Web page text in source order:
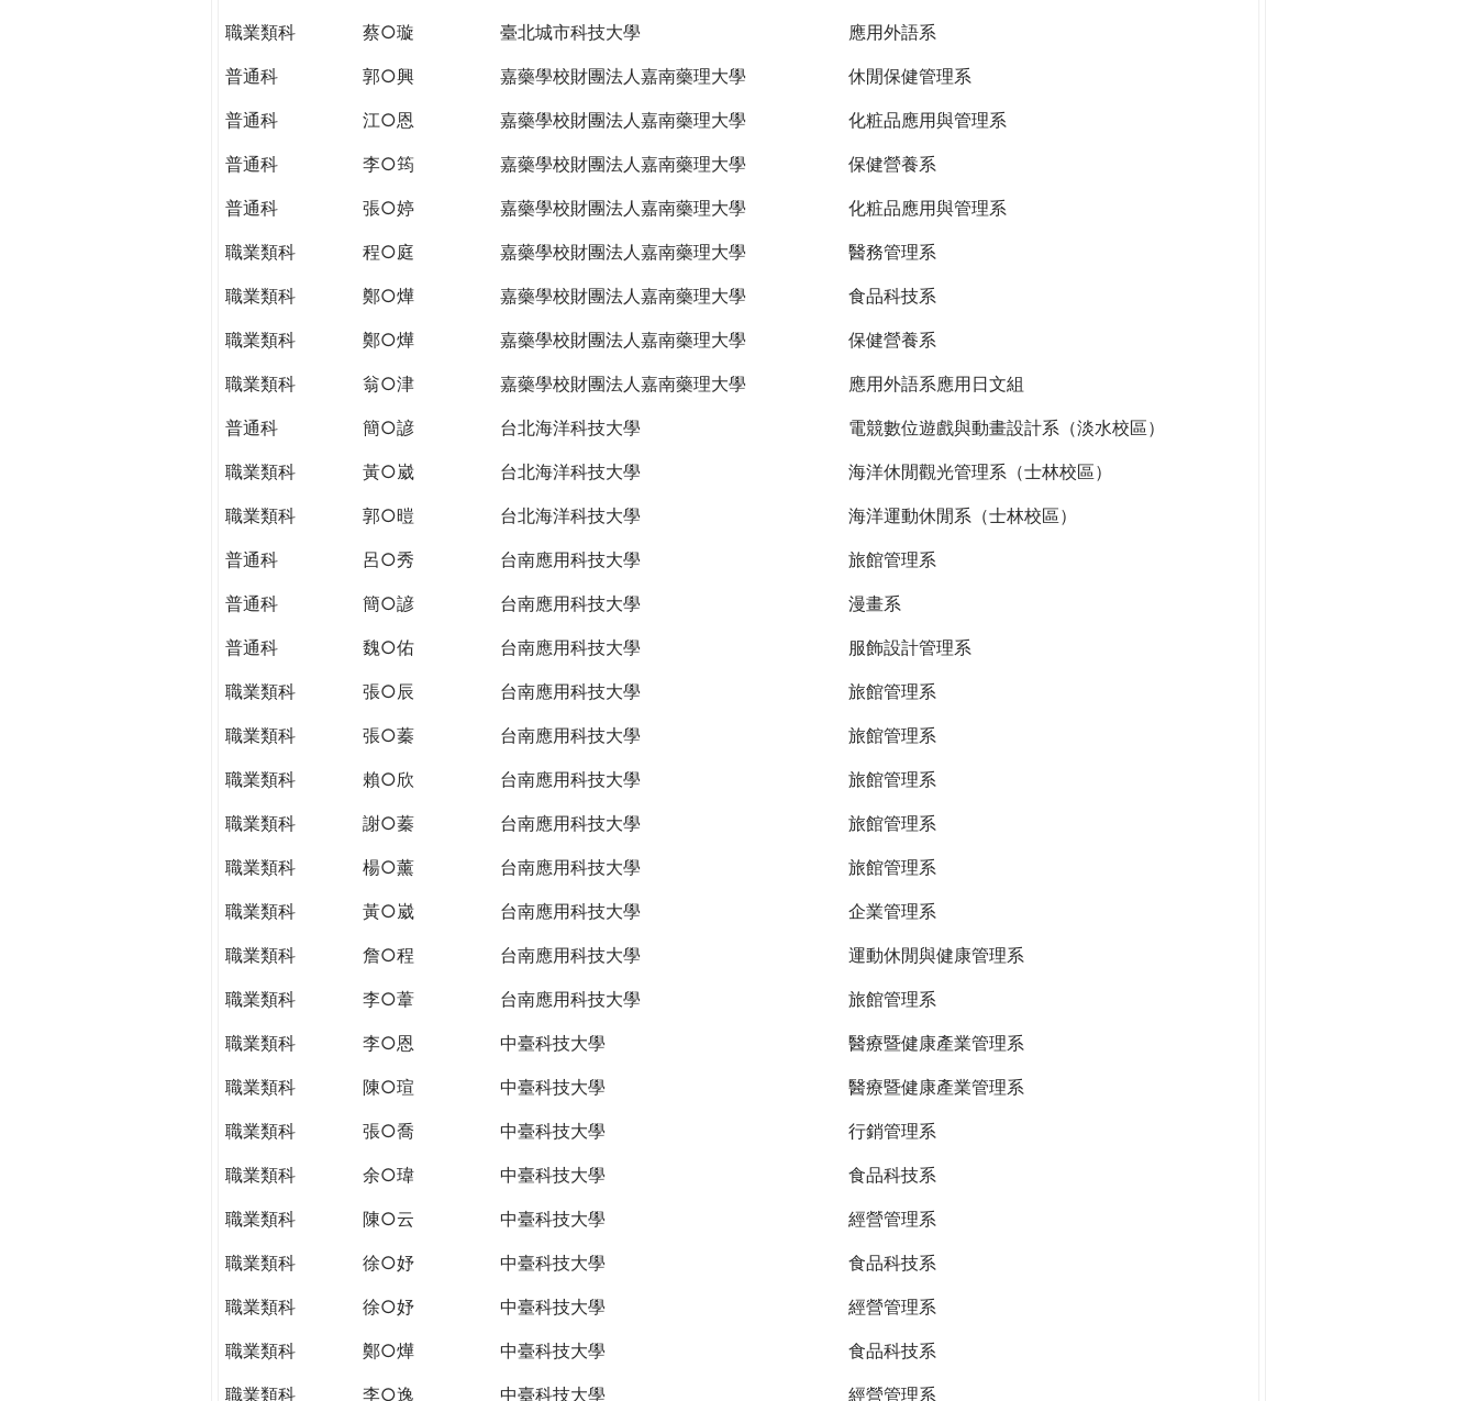
職業類科
蔡○璇 臺北城市科技大學
應用外語系
普通科
郭○興 嘉藥學校財團法人嘉南藥理大學
休閒保健管理系
普通科
江○恩 嘉藥學校財團法人嘉南藥理大學
化粧品應用與管理系
普通科
李○筠 嘉藥學校財團法人嘉南藥理大學
保健營養系
普通科
張○婷 嘉藥學校財團法人嘉南藥理大學
化粧品應用與管理系
職業類科
程○庭 嘉藥學校財團法人嘉南藥理大學
醫務管理系
職業類科
鄭○燁 嘉藥學校財團法人嘉南藥理大學
食品科技系
職業類科
鄭○燁 嘉藥學校財團法人嘉南藥理大學
保健營養系
職業類科
翁○津 嘉藥學校財團法人嘉南藥理大學
應用外語系應用日文組
普通科
簡○諺 台北海洋科技大學
電競數位遊戲與動畫設計系（淡水校區）
職業類科
黃○崴 台北海洋科技大學
海洋休閒觀光管理系（士林校區）
職業類科
郭○暟 台北海洋科技大學
海洋運動休閒系（士林校區）
普通科
呂○秀 台南應用科技大學
旅館管理系
普通科
簡○諺 台南應用科技大學
漫畫系
普通科
魏○佑 台南應用科技大學
服飾設計管理系
職業類科
張○辰 台南應用科技大學
旅館管理系
職業類科
張○蓁 台南應用科技大學
旅館管理系
職業類科
賴○欣 台南應用科技大學
旅館管理系
職業類科
謝○蓁 台南應用科技大學
旅館管理系
職業類科
楊○薰 台南應用科技大學
旅館管理系
職業類科
黃○崴 台南應用科技大學
企業管理系
職業類科
詹○程 台南應用科技大學
運動休閒與健康管理系
職業類科
李○葦 台南應用科技大學
旅館管理系
職業類科
李○恩 中臺科技大學
醫療暨健康產業管理系
職業類科
陳○瑄 中臺科技大學
醫療暨健康產業管理系
職業類科
張○喬 中臺科技大學
行銷管理系
職業類科
余○瑋 中臺科技大學
食品科技系
職業類科
陳○云 中臺科技大學
經營管理系
職業類科
徐○妤 中臺科技大學
食品科技系
職業類科
徐○妤 中臺科技大學
經營管理系
職業類科
鄭○燁 中臺科技大學
食品科技系
職業類科
李○逸 中臺科技大學
經營管理系